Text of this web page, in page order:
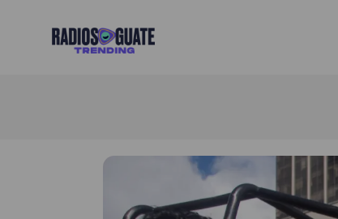
Radios Guate